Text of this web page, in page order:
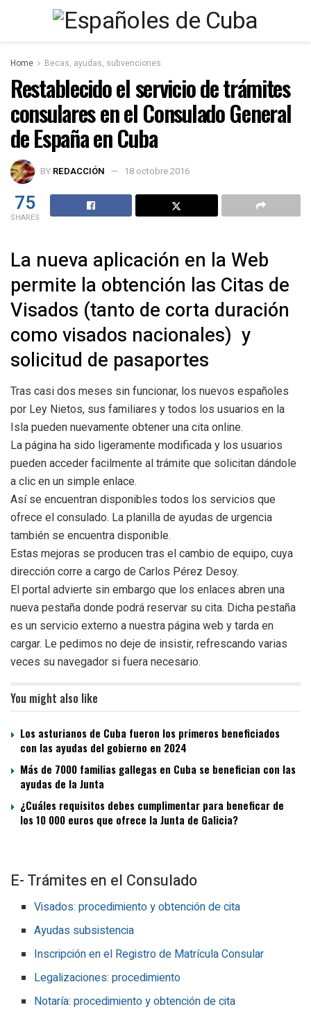
Home Becas, ayudas, subvenciones
Restablecido el servicio de trámites
consulares en el Consulado General
de España en Cuba
BY REDACCIÓN 18 octobre 2016
75
SHARES
La nueva aplicación en la Web
permite la obtención las Citas de
Visados (tanto de corta duración
como visados nacionales) y
solicitud de pasaportes
Tras casi dos meses sin funcionar, los nuevos españoles
por Ley Nietos, sus familiares y todos los usuarios en la
Isla pueden nuevamente obtener una cita online.
La página ha sido ligeramente modificada y los usuarios
pueden acceder facilmente al trámite que solicitan dándole
a clic en un simple enlace.
Así se encuentran disponibles todos los servicios que
ofrece el consulado. La planilla de ayudas de urgencia
también se encuentra disponible.
Estas mejoras se producen tras el cambio de equipo, cuya
dirección corre a cargo de Carlos Pérez Desoy.
El portal advierte sin embargo que los enlaces abren una
nueva pestaña donde podrá reservar su cita. Dicha pestaña
es un servicio externo a nuestra página web y tarda en
cargar. Le pedimos no deje de insistir, refrescando varias
veces su navegador si fuera necesario.
You might also like
Los asturianos de Cuba fueron los primeros beneficiados
con las ayudas del gobierno en 2024
Más de 7000 familias gallegas en Cuba se benefician con las
ayudas de la Junta
¿Cuáles requisitos debes cumplimentar para beneficar de
los 10 000 euros que ofrece la Junta de Galicia?
E- Trámites en el Consulado
Visados: procedimiento y obtención de cita
Ayudas subsistencia
Inscripción en el Registro de Matrícula Consular
Legalizaciones: procedimiento
Notaría: procedimiento y obtención de cita